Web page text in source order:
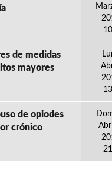
de medidas
mayores
de opiodes
crónico